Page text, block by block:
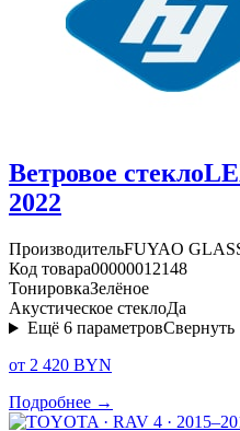
Ветровое стекло
2022
ПроизводительFUYAO
Код товара00000012148
ТонировкаЗелёное
Акустическое стеклоДа
Ещё 6 параметровСвернуть
от 2 420 BYN
Подробнее →